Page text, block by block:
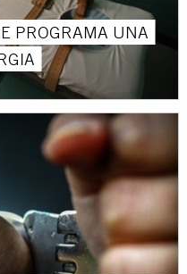
PROGRAMA UNA